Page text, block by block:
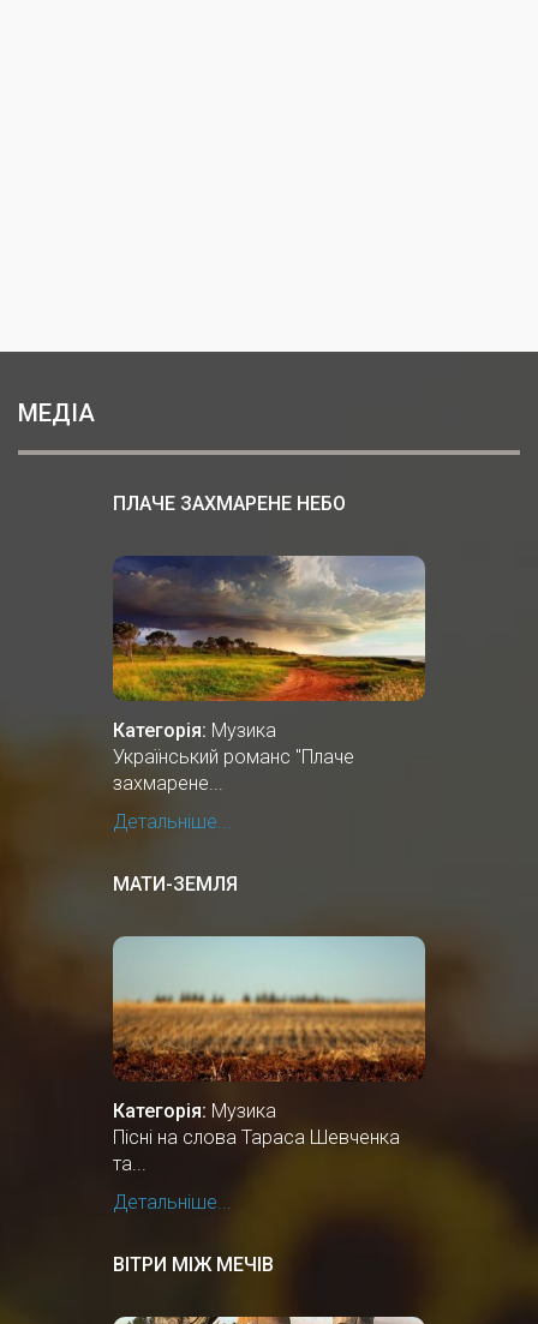
МЕДІА
ПЛАЧЕ ЗАХМАРЕНЕ НЕБО
Категорія: Музика
Український романс "Плаче
захмарене...
Детальніше...
МАТИ-ЗЕМЛЯ
Категорія: Музика
Пісні на слова Тараса Шевченка
та...
Детальніше...
ВІТРИ МІЖ МЕЧІВ